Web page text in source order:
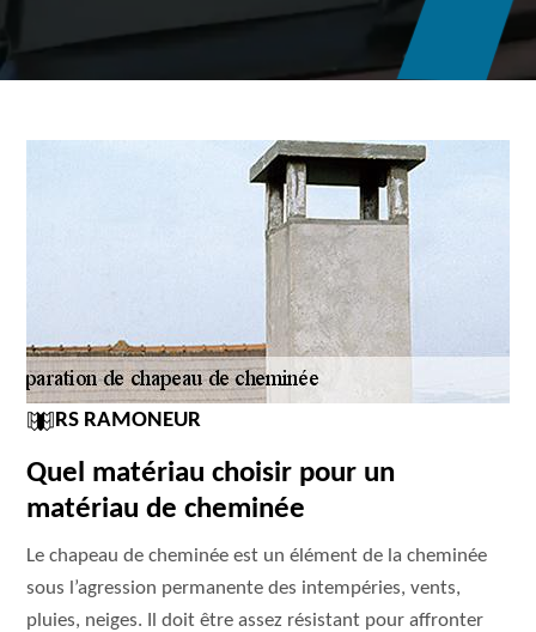
RS RAMONEUR
Quel matériau choisir pour un
matériau de cheminée
Le chapeau de cheminée est un élément de la cheminée
sous l’agression permanente des intempéries, vents,
pluies, neiges. Il doit être assez résistant pour affronter